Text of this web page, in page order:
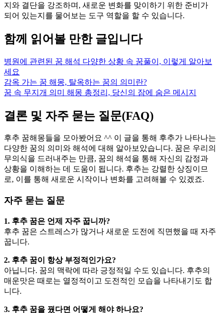
지와 결단을 강조하며, 새로운 변화를 맞이하기 위한 준비가
되어 있는지를 물어보는 도구 역할을 할 수 있습니다.
함께 읽어볼 만한 글입니다
병원에 관련된 꿈 해석 다양한 상황 속 꿈풀이, 이렇게 알아보
세요
감옥 가는 꿈 해몽, 탈옥하는 꿈의 의미란?
꿈 속 무지개 의미 해몽 총정리, 당신의 잠에 숨은 메시지
결론 및 자주 묻는 질문(FAQ)
후추 꿈해몽들을 모아봤어요 ^^ 이 글을 통해 후추가 나타나는
다양한 꿈의 의미와 해석에 대해 알아보았습니다. 꿈은 우리의
무의식을 드러내주는 만큼, 꿈의 해석을 통해 자신의 감정과
상황을 이해하는 데 도움이 됩니다. 후추는 강렬한 상징이므
로, 이를 통해 새로운 시작이나 변화를 고려해볼 수 있겠죠.
자주 묻는 질문
1. 후추 꿈은 언제 자주 꿉니까?
후추 꿈은 스트레스가 많거나 새로운 도전에 직면했을 때 자주
꿉니다.
2. 후추 꿈이 항상 부정적인가요?
아닙니다. 꿈의 맥락에 따라 긍정적일 수도 있습니다. 후추의
매운맛은 때로는 열정적이고 도전적인 모습을 나타내기도 합
니다.
3. 후추 꿈을 꿨다면 어떻게 해야 하나요?